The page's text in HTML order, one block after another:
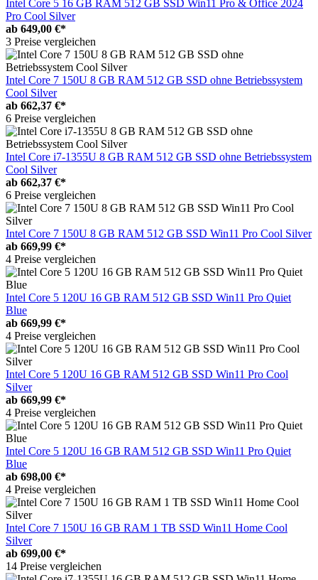
Intel Core 5 16 GB RAM 512 GB SSD Win11 Pro & Office 2024
Pro Cool Silver
ab 649,00 €*
3 Preise vergleichen
Intel Core 7 150U 8 GB RAM 512 GB SSD ohne Betriebssystem
Cool Silver
ab 662,37 €*
6 Preise vergleichen
Intel Core i7-1355U 8 GB RAM 512 GB SSD ohne Betriebssystem
Cool Silver
ab 662,37 €*
6 Preise vergleichen
Intel Core 7 150U 8 GB RAM 512 GB SSD Win11 Pro Cool Silver
ab 669,99 €*
4 Preise vergleichen
Intel Core 5 120U 16 GB RAM 512 GB SSD Win11 Pro Quiet
Blue
ab 669,99 €*
4 Preise vergleichen
Intel Core 5 120U 16 GB RAM 512 GB SSD Win11 Pro Cool
Silver
ab 669,99 €*
4 Preise vergleichen
Intel Core 5 120U 16 GB RAM 512 GB SSD Win11 Pro Quiet
Blue
ab 698,00 €*
4 Preise vergleichen
Intel Core 7 150U 16 GB RAM 1 TB SSD Win11 Home Cool
Silver
ab 699,00 €*
14 Preise vergleichen